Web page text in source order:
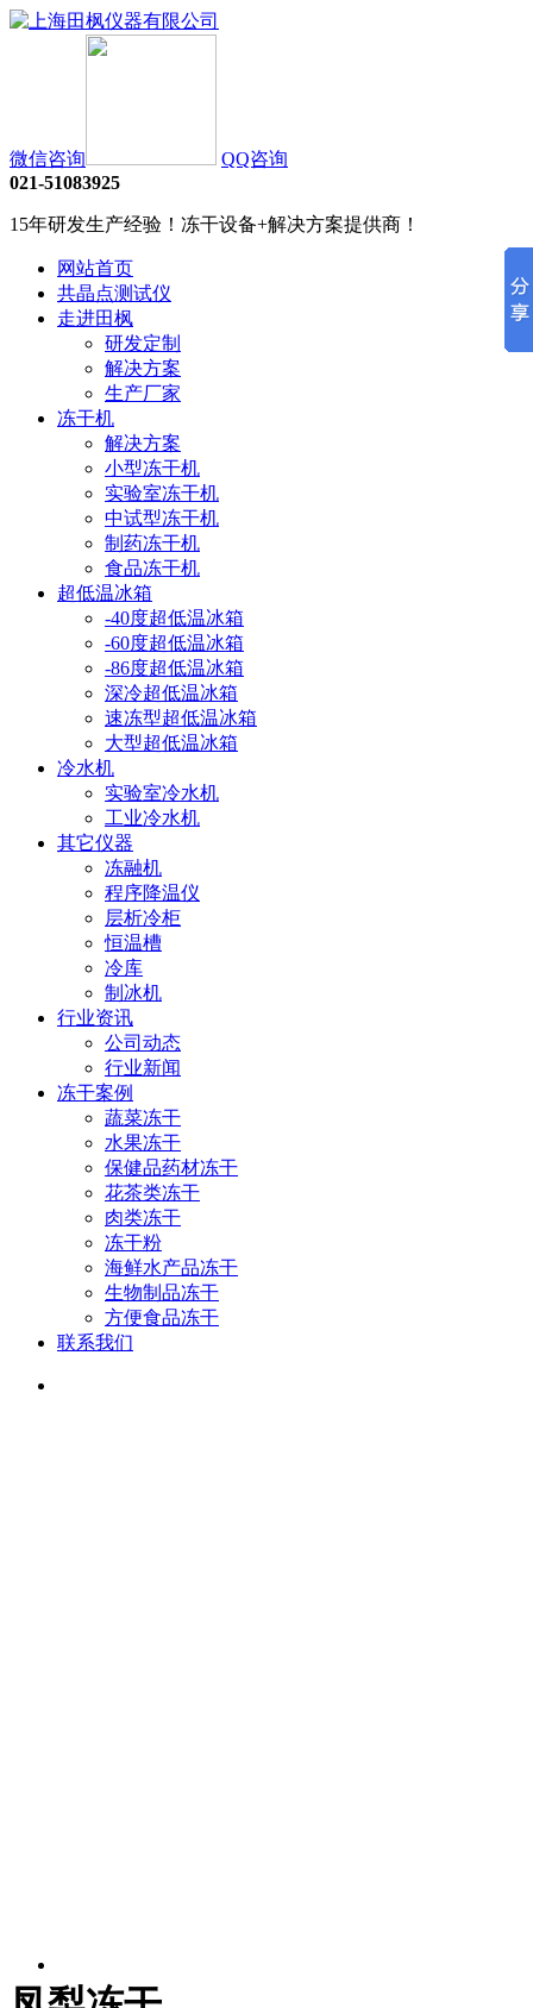
微信咨询
QQ咨询
021-51083925
15年研发生产经验！冻干设备+解决方案提供商！
网站首页
共晶点测试仪
走进田枫
研发定制
解决方案
生产厂家
冻干机
解决方案
小型冻干机
实验室冻干机
中试型冻干机
制药冻干机
食品冻干机
超低温冰箱
-40度超低温冰箱
-60度超低温冰箱
-86度超低温冰箱
深冷超低温冰箱
速冻型超低温冰箱
大型超低温冰箱
冷水机
实验室冷水机
工业冷水机
其它仪器
冻融机
程序降温仪
层析冷柜
恒温槽
冷库
制冰机
行业资讯
公司动态
行业新闻
冻干案例
蔬菜冻干
水果冻干
保健品药材冻干
花茶类冻干
肉类冻干
冻干粉
海鲜水产品冻干
生物制品冻干
方便食品冻干
联系我们